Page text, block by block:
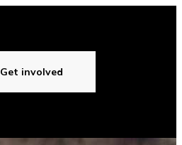
Get involved